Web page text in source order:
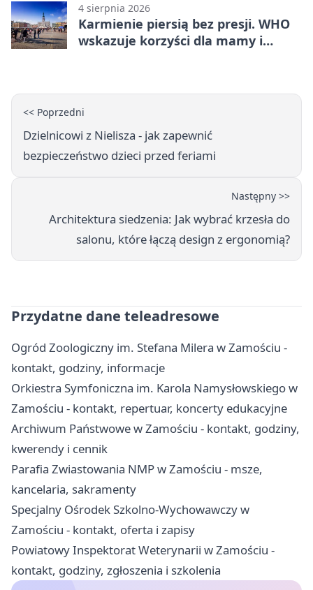
4 sierpnia 2026
Karmienie piersią bez presji. WHO
wskazuje korzyści dla mamy i
<< Poprzedni
Dzielnicowi z Nielisza - jak zapewnić
bezpieczeństwo dzieci przed feriami
Następny >>
Architektura siedzenia: Jak wybrać krzesła do
salonu, które łączą design z ergonomią?
Przydatne dane teleadresowe
Ogród Zoologiczny im. Stefana Milera w Zamościu -
kontakt, godziny, informacje
Orkiestra Symfoniczna im. Karola Namysłowskiego w
Zamościu - kontakt, repertuar, koncerty edukacyjne
Archiwum Państwowe w Zamościu - kontakt, godziny,
kwerendy i cennik
Parafia Zwiastowania NMP w Zamościu - msze,
kancelaria, sakramenty
Specjalny Ośrodek Szkolno-Wychowawczy w
Zamościu - kontakt, oferta i zapisy
Powiatowy Inspektorat Weterynarii w Zamościu -
kontakt, godziny, zgłoszenia i szkolenia